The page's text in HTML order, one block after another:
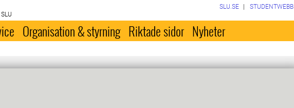
SLU.SE STUDENTWEBB
Organisation & styrning Riktade sidor Nyheter